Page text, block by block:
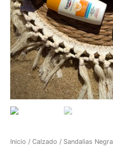
Inicio / Calzado / Sandalias Negra